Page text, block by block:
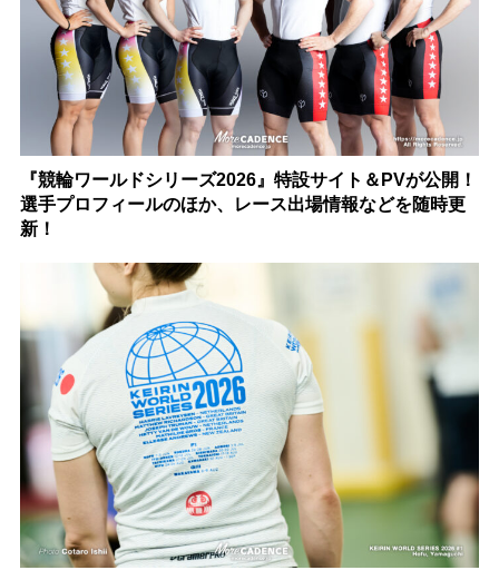
『競輪ワールドシリーズ2026』特設サイト＆PVが公開！
選手プロフィールのほか、レース出場情報などを随時更
新！